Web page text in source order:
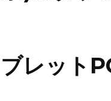
レット